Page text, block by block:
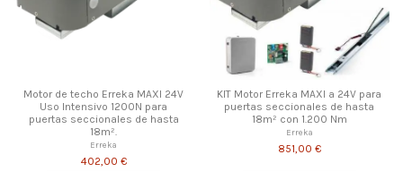
Motor de techo Erreka MAXI 24V
Uso Intensivo 1200N para
puertas seccionales de hasta
18m².
Erreka
402,00 €
KIT Motor Erreka MAXI a 24V para
puertas seccionales de hasta
18m² con 1.200 Nm
Erreka
851,00 €